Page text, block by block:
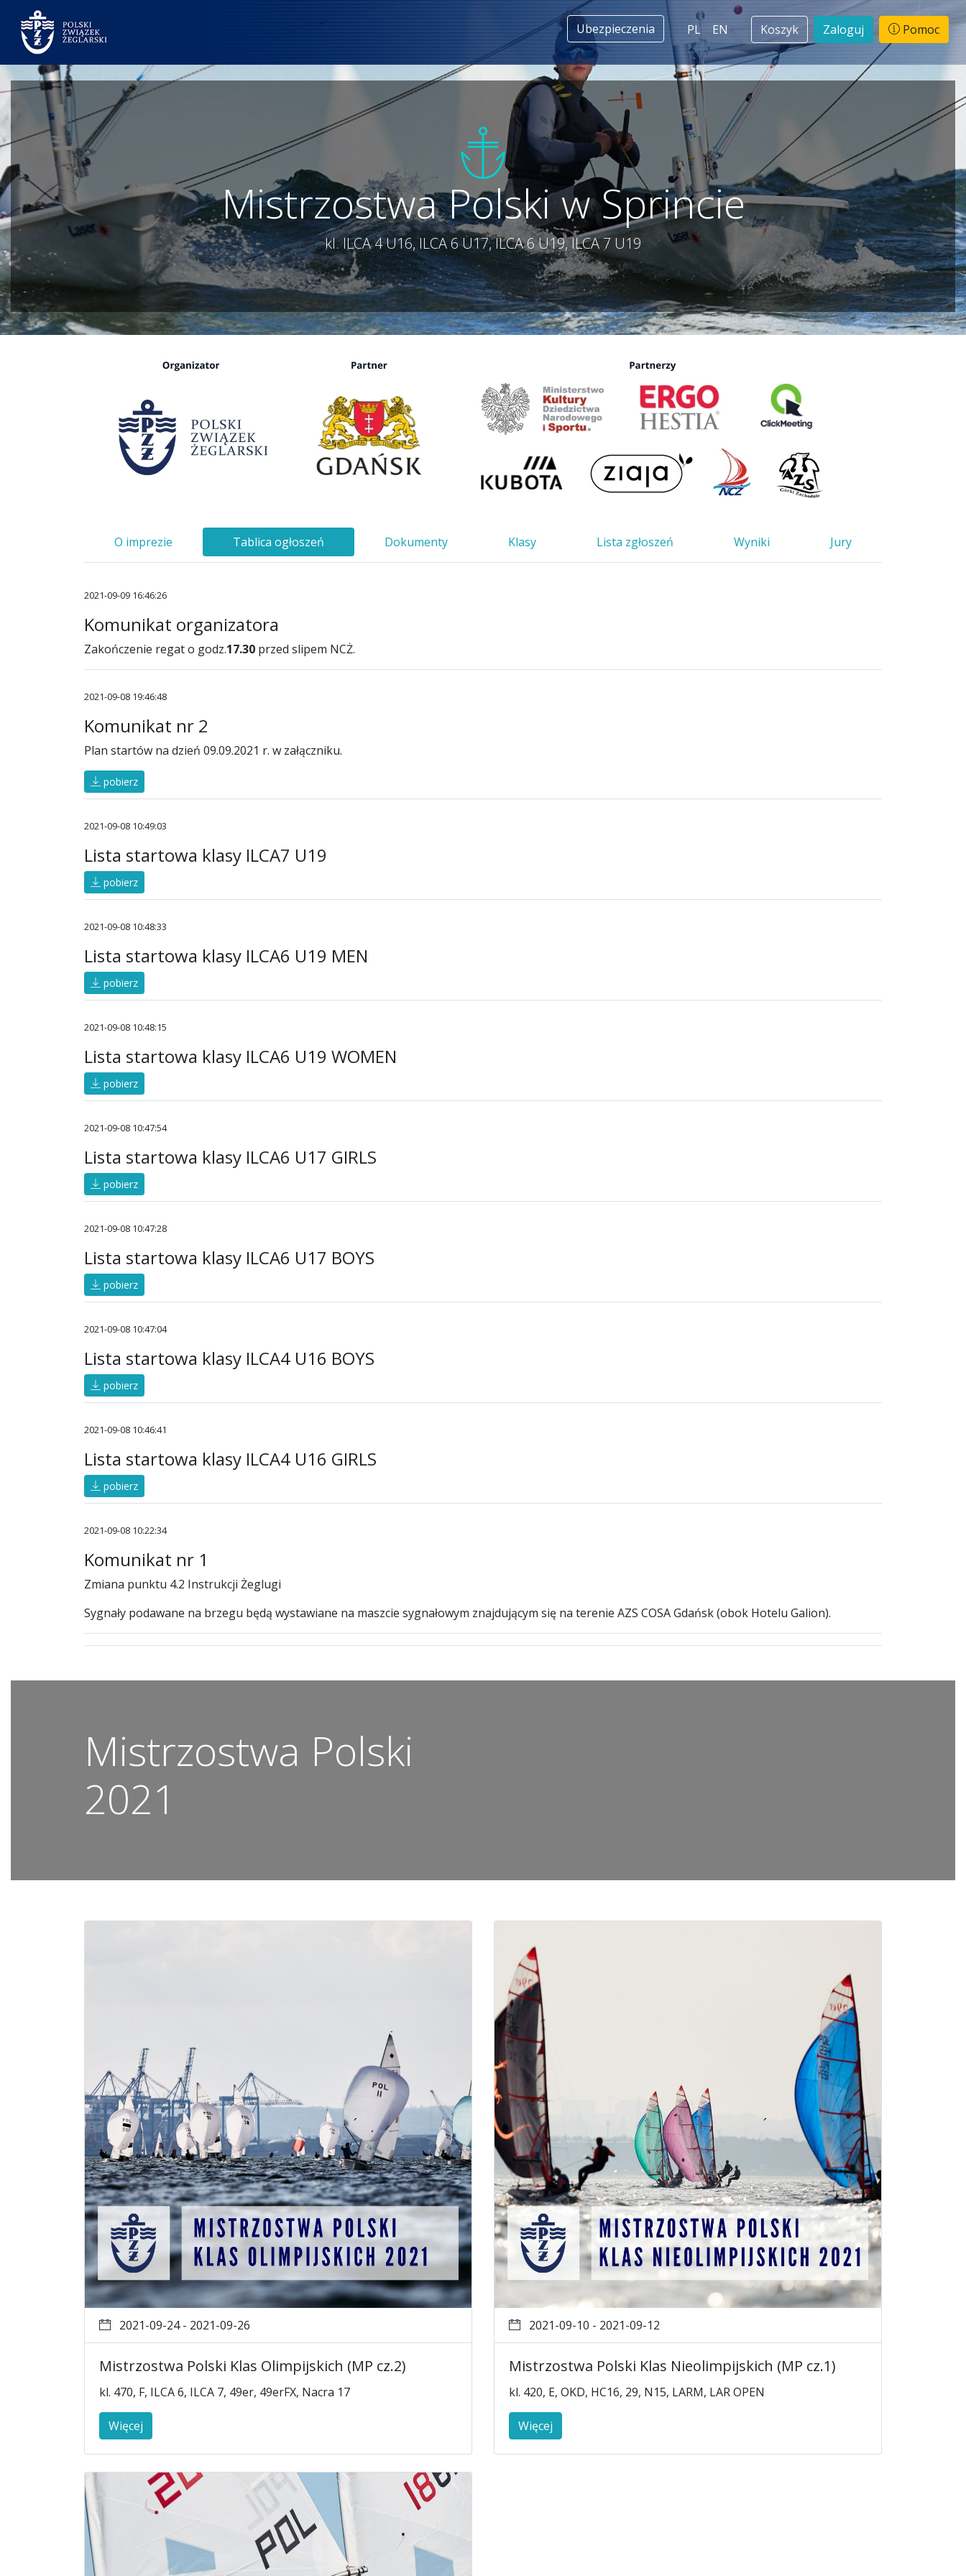
Ubezpieczenia PL EN Koszyk Zaloguj Pomoc
Mistrzostwa Polski w Sprincie
kl. ILCA 4 U16, ILCA 6 U17, ILCA 6 U19, ILCA 7 U19
O imprezie Tablica ogłoszeń Dokumenty Klasy Lista zgłoszeń Wyniki Jury
2021-09-09 16:46:26
Komunikat organizatora
Zakończenie regat o godz.17.30 przed slipem NCŻ.
2021-09-08 19:46:48
Komunikat nr 2
Plan startów na dzień 09.09.2021 r. w załączniku.
pobierz
2021-09-08 10:49:03
Lista startowa klasy ILCA7 U19
pobierz
2021-09-08 10:48:33
Lista startowa klasy ILCA6 U19 MEN
pobierz
2021-09-08 10:48:15
Lista startowa klasy ILCA6 U19 WOMEN
pobierz
2021-09-08 10:47:54
Lista startowa klasy ILCA6 U17 GIRLS
pobierz
2021-09-08 10:47:28
Lista startowa klasy ILCA6 U17 BOYS
pobierz
2021-09-08 10:47:04
Lista startowa klasy ILCA4 U16 BOYS
pobierz
2021-09-08 10:46:41
Lista startowa klasy ILCA4 U16 GIRLS
pobierz
2021-09-08 10:22:34
Komunikat nr 1
Zmiana punktu 4.2 Instrukcji Żeglugi
Sygnały podawane na brzegu będą wystawiane na maszcie sygnałowym znajdującym się na terenie AZS COSA Gdańsk (obok Hotelu Galion).
Mistrzostwa Polski
2021
2021-09-24 - 2021-09-26
Mistrzostwa Polski Klas Olimpijskich (MP cz.2)
kl. 470, F, ILCA 6, ILCA 7, 49er, 49erFX, Nacra 17
Więcej
2021-09-10 - 2021-09-12
Mistrzostwa Polski Klas Nieolimpijskich (MP cz.1)
kl. 420, E, OKD, HC16, 29, N15, LARM, LAR OPEN
Więcej